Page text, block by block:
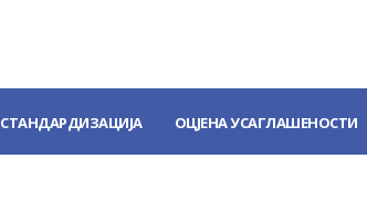
СТАНДАРДИЗАЦИЈА ОЦЈЕНА УСАГЛАШЕНОСТИ